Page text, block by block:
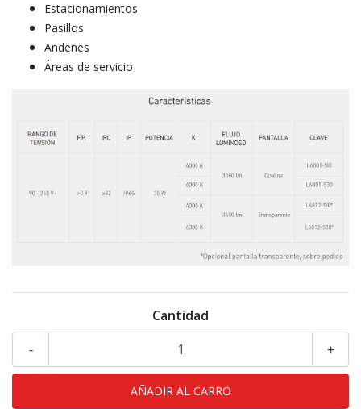
Estacionamientos
Pasillos
Andenes
Áreas de servicio
Cantidad
+
-